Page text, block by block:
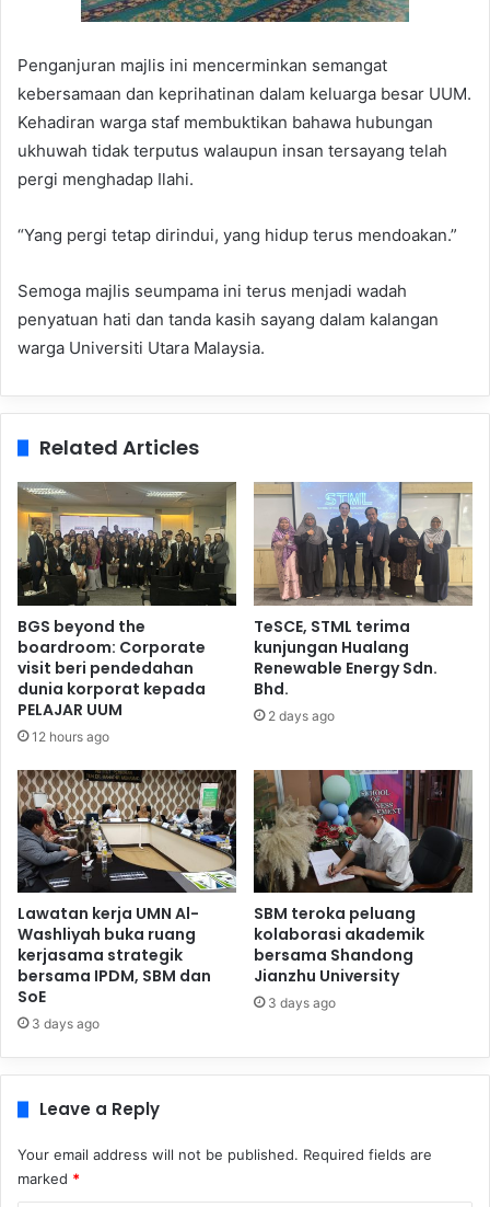
Penganjuran majlis ini mencerminkan semangat
kebersamaan dan keprihatinan dalam keluarga besar UUM.
Kehadiran warga staf membuktikan bahawa hubungan
ukhuwah tidak terputus walaupun insan tersayang telah
pergi menghadap Ilahi.
“Yang pergi tetap dirindui, yang hidup terus mendoakan.”
Semoga majlis seumpama ini terus menjadi wadah
penyatuan hati dan tanda kasih sayang dalam kalangan
warga Universiti Utara Malaysia.
Related Articles
BGS beyond the
boardroom: Corporate
visit beri pendedahan
dunia korporat kepada
PELAJAR UUM
12 hours ago
TeSCE, STML terima
kunjungan Hualang
Renewable Energy Sdn.
Bhd.
2 days ago
Lawatan kerja UMN Al-
Washliyah buka ruang
kerjasama strategik
bersama IPDM, SBM dan
SoE
3 days ago
SBM teroka peluang
kolaborasi akademik
bersama Shandong
Jianzhu University
3 days ago
Leave a Reply
Your email address will not be published. Required fields are
marked *